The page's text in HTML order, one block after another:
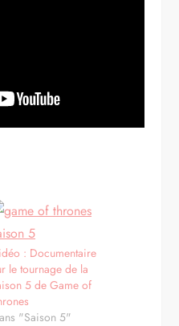
: Documentaire
le tournage de la
5 de Game of
"Saison 5"